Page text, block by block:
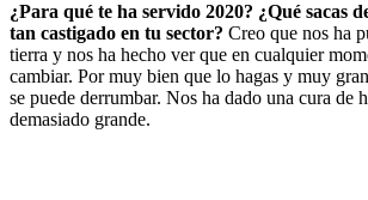
¿Para qué te ha servido 2020? ¿Qué sacas
tan castigado en tu sector? Creo que nos ha
tierra y nos ha hecho ver que en cualquier
cambiar. Por muy bien que lo hagas y muy
se puede derrumbar. Nos ha dado una cura de
demasiado grande.